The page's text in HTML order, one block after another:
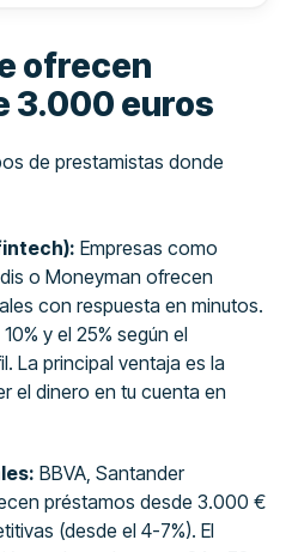
ofrecen
3.000 euros
de prestamistas donde
Empresas como
o Moneyman ofrecen
con respuesta en minutos.
y el 25% según el
La principal ventaja es la
el dinero en tu cuenta en
BBVA, Santander
préstamos desde 3.000 €
(desde el 4-7%). El